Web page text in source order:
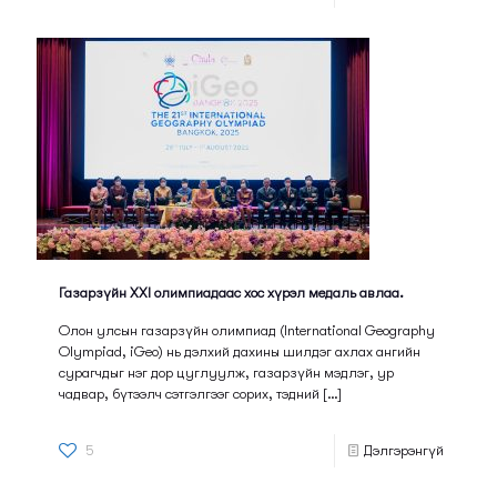
Газарзүйн XXI олимпиадаас хос хүрэл медаль авлаа.
Олон улсын газарзүйн олимпиад (International Geography
Olympiad, iGeo) нь дэлхий дахины шилдэг ахлах ангийн
сурагчдыг нэг дор цуглуулж, газарзүйн мэдлэг, ур
чадвар, бүтээлч сэтгэлгээг сорих, тэдний […]
5 Дэлгэрэнгүй